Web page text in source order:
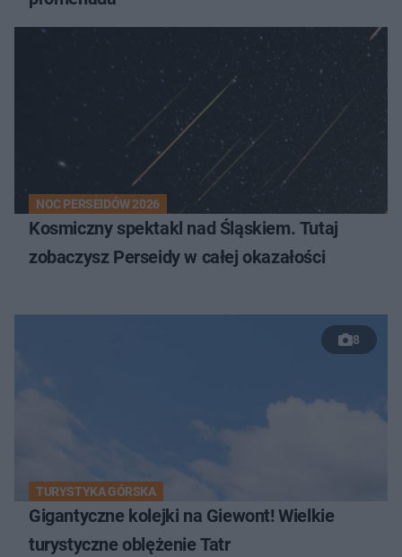
NOC PERSEIDÓW 2026
Kosmiczny spektakl nad Śląskiem. Tutaj
zobaczysz Perseidy w całej okazałości
8
TURYSTYKA GÓRSKA
Gigantyczne kolejki na Giewont! Wielkie
turystyczne oblężenie Tatr